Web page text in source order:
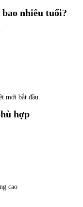
nhiêu tuổi?
mới bắt đầu.
hợp
cao